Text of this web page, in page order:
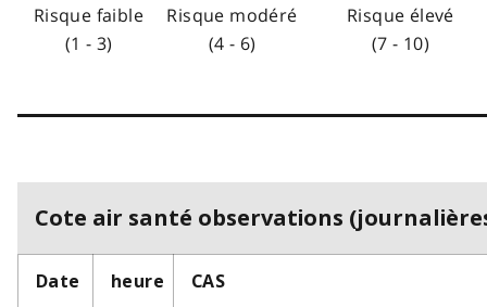
Risque faible
(1 - 3)
Risque modéré
(4 - 6)
Risque élevé
(7 - 10)
Cote air santé observations
Date heure CAS